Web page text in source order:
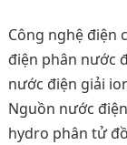
Công nghệ điện
điện phân nước
nước điện giải
Nguồn nước
hydro phân tử